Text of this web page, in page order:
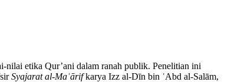
nilai etika Qur’ani dalam ranah publik. Penelitian ini
Syajarat al-Maʿārifkarya Izz al-Dīn bin ʿAbd al-Salām,